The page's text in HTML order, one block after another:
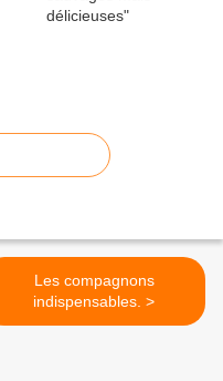
Les compagnons
indispensables. >